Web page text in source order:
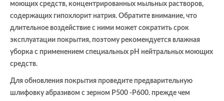
моющих средств, концентрированных мыльных растворов,
содержащих гипохлорит натрия. Обратите внимание, что
длительное воздействие с ними может сократить срок
эксплуатации покрытия, поэтому рекомендуется влажная
уборка с применением специальных pH нейтральных моющих
средств.
Для обновления покрытия проведите предварительную
шлифовку абразивом с зерном Р500 -Р600. прежде чем